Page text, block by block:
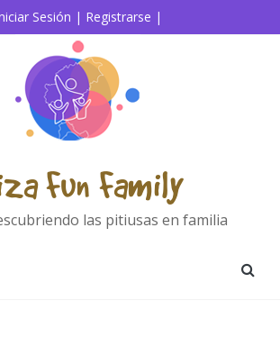
Sesión | Registrarse |
Fun Family
las pitiusas en familia